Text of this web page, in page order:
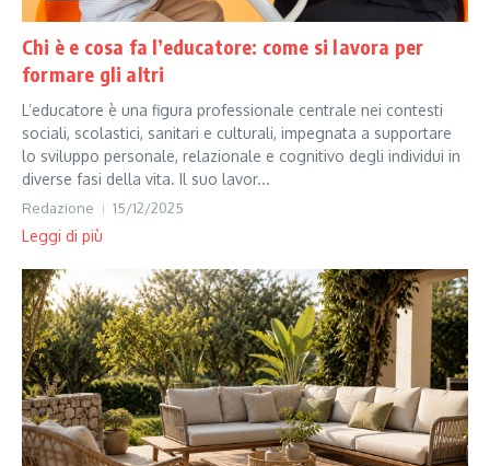
Chi è e cosa fa l’educatore: come si lavora per
formare gli altri
L’educatore è una figura professionale centrale nei contesti
sociali, scolastici, sanitari e culturali, impegnata a supportare
lo sviluppo personale, relazionale e cognitivo degli individui in
diverse fasi della vita. Il suo lavor...
Redazione 15/12/2025
Leggi di più